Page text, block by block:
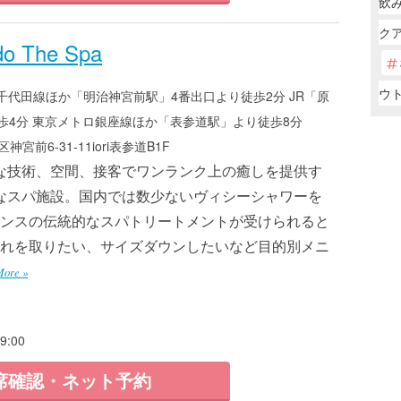
The Spa
代田線ほか「明治神宮前駅」4番出口より徒歩2分 JR「原
4分 東京メトロ銀座線ほか「表参道駅」より徒歩8分
神宮前6-31-11iori表参道B1F
技術、空間、接客でワンランク上の癒しを提供す
スパ施設。国内では数少ないヴィシーシャワーを
スの伝統的なスパトリートメントが受けられると
を取りたい、サイズダウンしたいなど目的別メニ
»
認・ネット予約
ク
ウ